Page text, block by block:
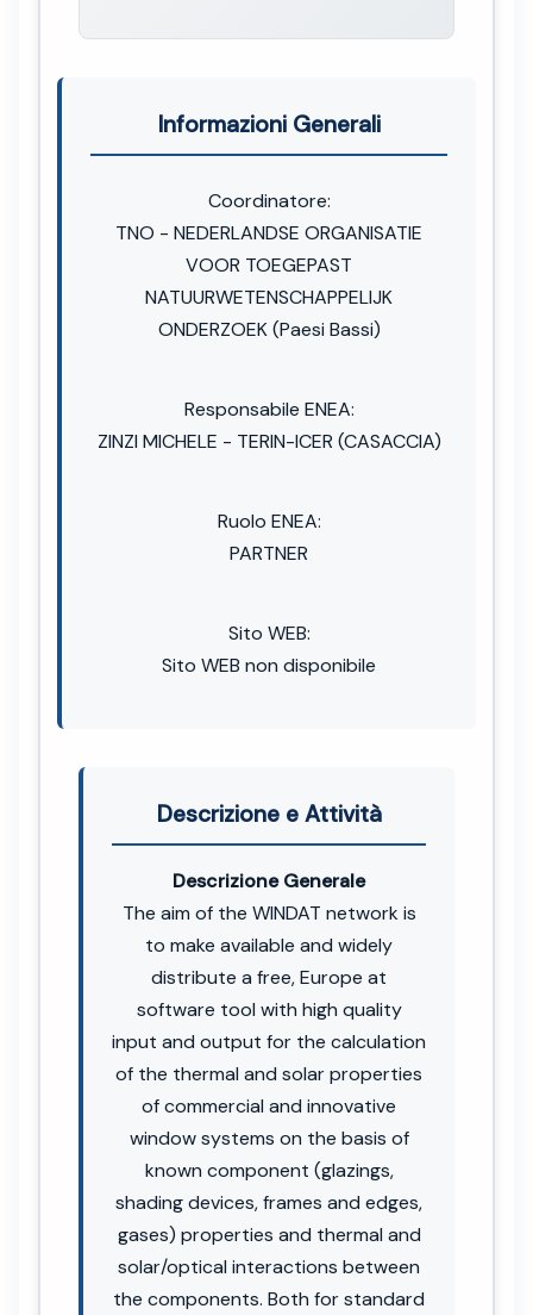
Informazioni Generali
Coordinatore:
TNO - NEDERLANDSE ORGANISATIE
VOOR TOEGEPAST
NATUURWETENSCHAPPELIJK
ONDERZOEK (Paesi Bassi)
Responsabile ENEA:
ZINZI MICHELE - TERIN-ICER (CASACCIA)
Ruolo ENEA:
PARTNER
Sito WEB:
Sito WEB non disponibile
Descrizione e Attività
Descrizione Generale
The aim of the WINDAT network is
to make available and widely
distribute a free, Europe at
software tool with high quality
input and output for the calculation
of the thermal and solar properties
of commercial and innovative
window systems on the basis of
known component (glazings,
shading devices, frames and edges,
gases) properties and thermal and
solar/optical interactions between
the components. Both for standard